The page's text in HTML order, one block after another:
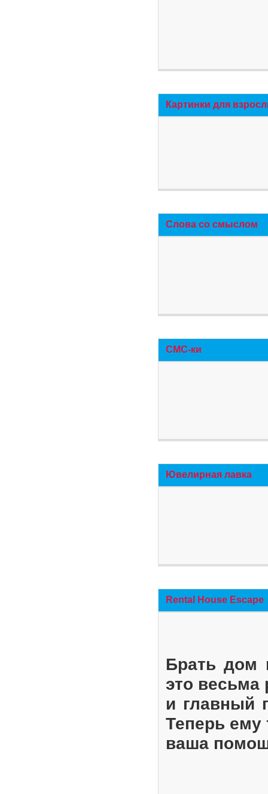
Картинки для
Слова со смыслом
СМС-ки
Ювелирная лавка
Rental House Escape
Брать дом
это весьма
и главный
Теперь ему
ваша